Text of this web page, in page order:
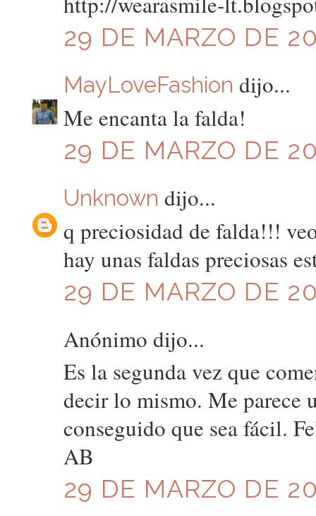
29 DE MARZO DE
MayLoveFashion dijo...
Me encanta la falda!
29 DE MARZO DE
Unknown dijo...
q preciosidad de falda!!!
hay unas faldas preciosas
29 DE MARZO DE
Anónimo dijo...
Es la segunda vez que
decir lo mismo. Me parece
conseguido que sea fácil.
AB
29 DE MARZO DE